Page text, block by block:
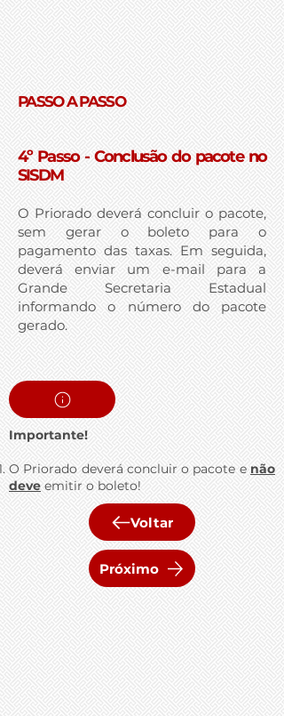
PASSO A PASSO
4º Passo - Conclusão do pacote no
SISDM
O Priorado deverá concluir o pacote,
sem gerar o boleto para o
pagamento das taxas. Em seguida,
deverá enviar um e-mail para a
Grande Secretaria Estadual
informando o número do pacote
gerado.
Importante!
O Priorado deverá concluir o pacote e não
deveemitir o boleto!
Voltar
Próximo